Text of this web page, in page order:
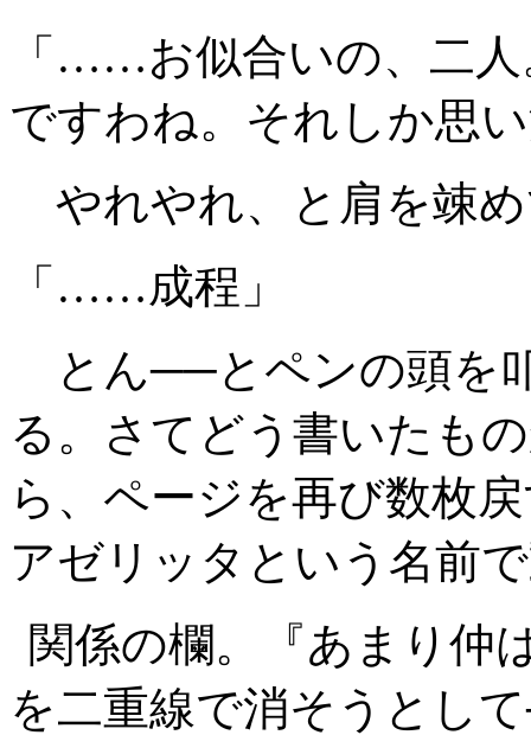
「……お似合いの、二
ですわね。それしか思
やれやれ、と肩を竦
「……成程」
とん──とペンの頭を
る。さてどう書いたも
ら、ページを再び数枚
アゼリッタという名前
関係の欄。『あまり仲
を二重線で消そうとし